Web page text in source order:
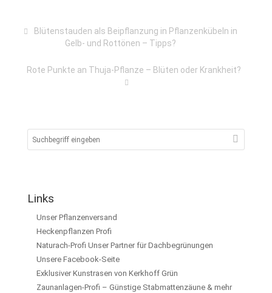
Blütenstauden als Beipflanzung in Pflanzenkübeln in
Gelb- und Rottönen – Tipps?
Rote Punkte an Thuja-Pflanze – Blüten oder Krankheit?
Links
Unser Pflanzenversand
Heckenpflanzen Profi
Naturach-Profi Unser Partner für Dachbegrünungen
Unsere Facebook-Seite
Exklusiver Kunstrasen von Kerkhoff Grün
Zaunanlagen-Profi – Günstige Stabmattenzäune & mehr